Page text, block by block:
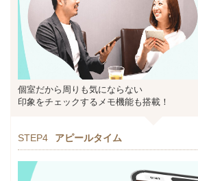
個室だから周りも気にならない
印象をチェックするメモ機能も搭載！
STEP4 アピールタイム